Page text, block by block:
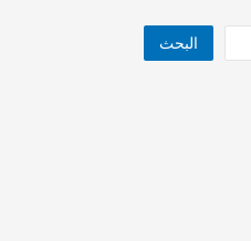
البحث